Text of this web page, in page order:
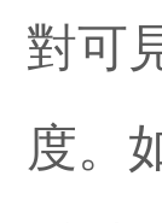
對可
度。